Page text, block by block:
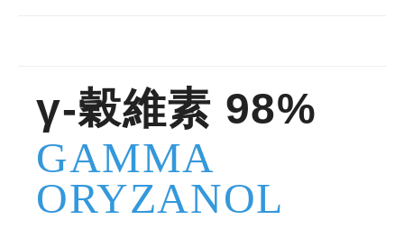
γ-穀維素 98%
GAMMA
ORYZANOL